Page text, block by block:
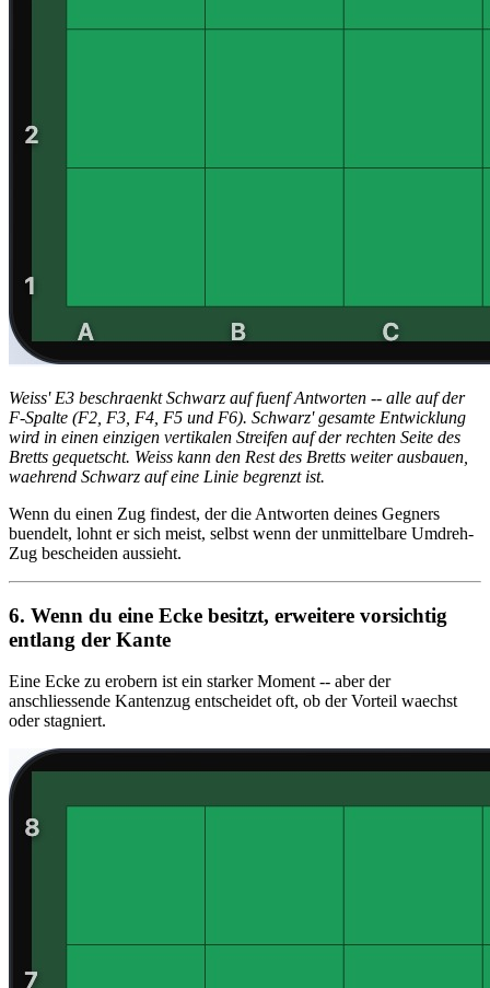
Weiss' E3 beschraenkt Schwarz auf fuenf Antworten -- alle auf der
F-Spalte (F2, F3, F4, F5 und F6). Schwarz' gesamte Entwicklung
wird in einen einzigen vertikalen Streifen auf der rechten Seite des
Bretts gequetscht. Weiss kann den Rest des Bretts weiter ausbauen,
waehrend Schwarz auf eine Linie begrenzt ist.
Wenn du einen Zug findest, der die Antworten deines Gegners
buendelt, lohnt er sich meist, selbst wenn der unmittelbare Umdreh-
Zug bescheiden aussieht.
6. Wenn du eine Ecke besitzt, erweitere vorsichtig
entlang der Kante
Eine Ecke zu erobern ist ein starker Moment -- aber der
anschliessende Kantenzug entscheidet oft, ob der Vorteil waechst
oder stagniert.